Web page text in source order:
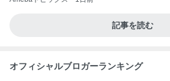
記事を読む
オフィシャルブロガーランキング